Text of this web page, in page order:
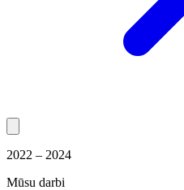
2022 – 2024
Mūsu darbi